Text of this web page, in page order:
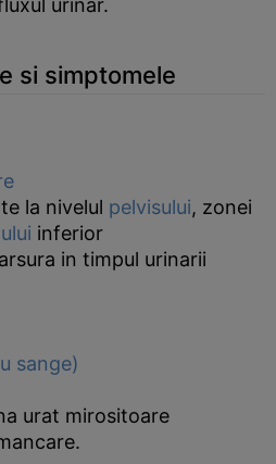
urinar.
si simptomele
la nivelul pelvisului, zonei
inferior
in timpul urinarii
sange)
urat mirositoare